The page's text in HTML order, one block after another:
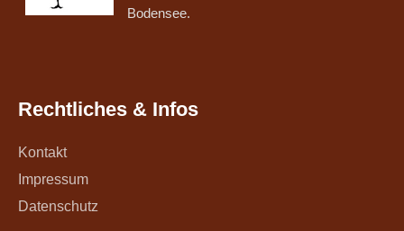
Bodensee.
Rechtliches & Infos
Kontakt
Impressum
Datenschutz